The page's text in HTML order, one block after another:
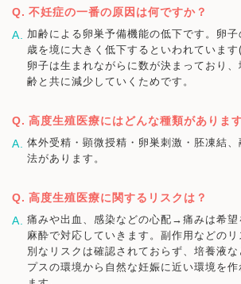
不妊症の一番の原因は何ですか？
加齢による卵巣予備機能の低下です。卵
歳を境に大きく低下するといわれています
卵子は生まれながらに数が決まっており
齢と共に減少していくためです。
高度生殖医療にはどんな種類がありま
体外受精・顕微授精・卵巣刺激・胚凍結
法があります。
高度生殖医療に関するリスクは？
痛みや出血、感染などの心配→痛みは希望
麻酔で対応していきます。副作用などの
別なリスクは確認されておらず、培養液
プスの環境から自然な妊娠に近い環境を